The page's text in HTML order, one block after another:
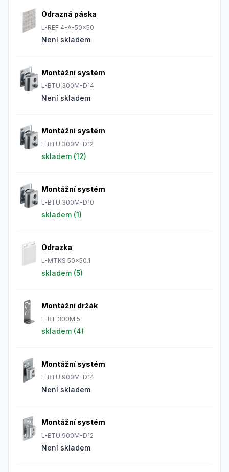
Odrazná páska
L-REF 4-A-50x50
Není skladem
Montážní systém
L-BTU 300M-D14
Není skladem
Montážní systém
L-BTU 300M-D12
skladem (12)
Montážní systém
L-BTU 300M-D10
skladem (1)
Odrazka
L-MTKS 50x50.1
skladem (5)
Montážní držák
L-BT 300M.5
skladem (4)
Montážní systém
L-BTU 900M-D14
Není skladem
Montážní systém
L-BTU 900M-D12
Není skladem